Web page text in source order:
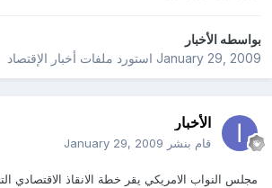
بواسطهالأخبار
January 29, 2009استورد ملفات أخبار الإقتصاد
الأخبار
قام بنشر January 29, 2009
مجلس النواب الامريكي يقر خطة الانقاذ الاقتصادي